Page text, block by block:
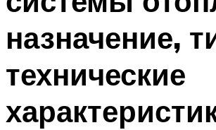
Меню
назначение,
технические